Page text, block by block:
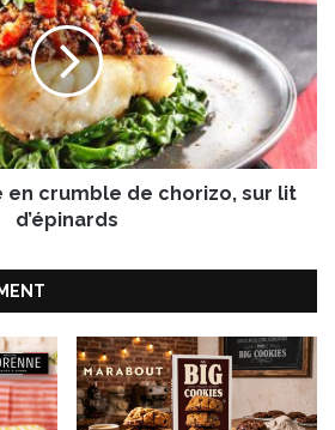
en crumble de chorizo, sur lit
d’épinards